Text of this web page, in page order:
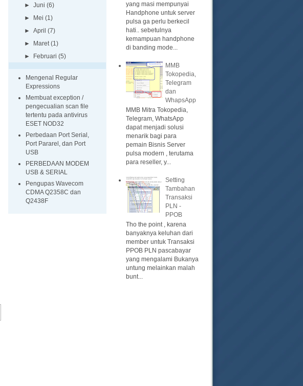
► Juni (6)
►
Mei (1)
► April (7)
►
Maret(1)
►
Februari (5)
Mengenal Regular
Expressions
Membuat exception /
pengecualian scan file
tertentu pada antivirus
ESET NOD32
Perbedaan Port Serial,
Port Pararel, dan Port
USB
PERBEDAAN MODEM
USB & SERIAL
Pengupas Wavecom
CDMA Q2358C dan
Q2438F
yang masi mempunyai
Handphone untuk server
pulsa ga perlu berkecil
hati.. sebetulnya
kemampuan handphone
di banding mode...
MMB
Tokopedia,
Telegram
dan
WhapsApp
MMB Mitra Tokopedia,
Telegram, WhatsApp
dapat menjadi solusi
menarik bagi para
pemain Bisnis Server
pulsa modern , terutama
para reseller, y...
Setting
Tambahan
Transaksi
PLN -
PPOB
Tho the point , karena
banyaknya keluhan dari
member untuk Transaksi
PPOB PLN pascabayar
yang mengalami Bukanya
untung melainkan malah
bunt...